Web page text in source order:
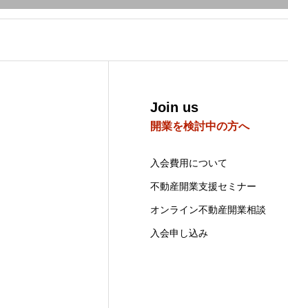
Join us
開業を検討中の方へ
入会費用について
不動産開業支援セミナー
オンライン不動産開業相談
入会申し込み